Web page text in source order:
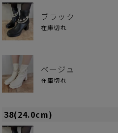
ブラック
在庫切れ
ベージュ
在庫切れ
38(24.0cm)